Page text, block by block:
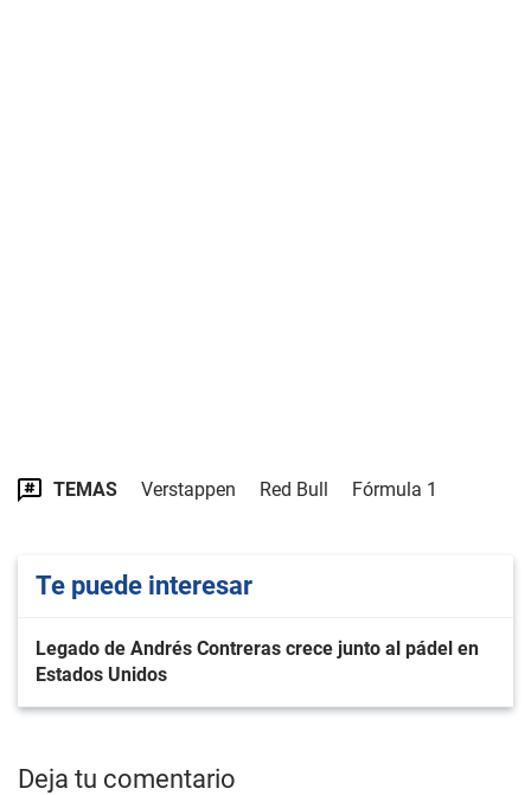
TEMAS Verstappen Red Bull Fórmula 1
Te puede interesar
Legado de Andrés Contreras crece junto al pádel en
Estados Unidos
Deja tu comentario